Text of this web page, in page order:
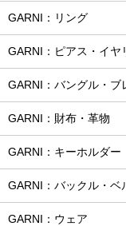
GARNI：リング
GARNI：ピアス・イヤ
GARNI：バングル・ブ
GARNI：財布・革物
GARNI：キーホルダー
GARNI：バックル・ベ
GARNI：ウェア